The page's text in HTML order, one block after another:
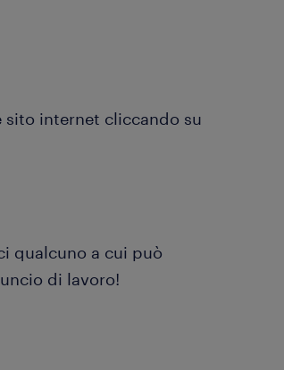
internet cliccando su
qualcuno a cui può
di lavoro!